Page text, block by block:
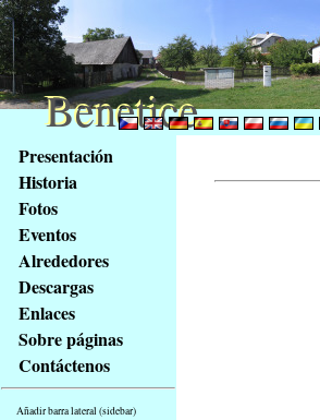
obsah
stránky
Klávesové
zkratky
tomto
webu
základní
Hlavní
strana
Presentación
Historia
Fotos
Eventos
Alrededores
Descargas
Enlaces
Sobre páginas
Contáctenos
Añadir barra lateral (sidebar)
Benetice
Benetice